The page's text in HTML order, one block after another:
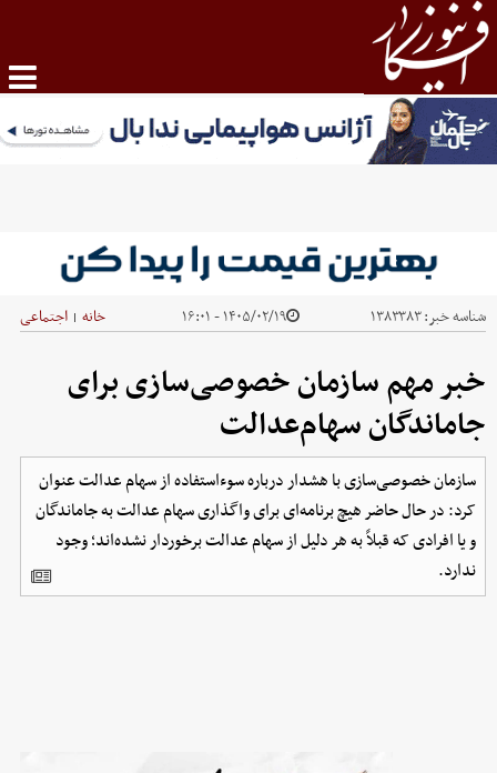
شناسه خبر:۱۳۸۳۳۸۳ ۱۴۰۵/۰۲/۱۹ - ۱۶:۰۱ خانه | اجتماعی
خبر مهم سازمان خصوصی‌سازی برای
جاماندگان سهام‌عدالت
سازمان خصوصی‌سازی با هشدار درباره سوءاستفاده از سهام عدالت عنوان
کرد: در حال حاضر هیچ برنامه‌­ای برای واگذاری سهام عدالت به جاماندگان
و یا افرادی که قبلاً به هر دلیل از سهام عدالت برخوردار نشده‌­اند؛ وجود
ندارد.